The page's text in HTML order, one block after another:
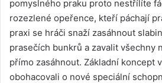
pomyslného praku proto nestřílíte
rozezlené opeřence, kteří páchají
praxi se hráči snaží zasáhnout
prasečích bunkrů a zavalit všechny
přímo zasáhnout. Základní koncept
obohacovali o nové speciální